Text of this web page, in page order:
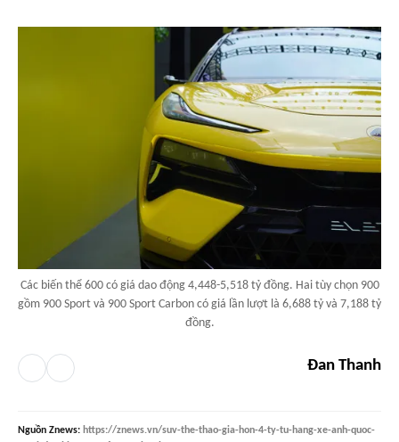
Các biến thể 600 có giá dao động 4,448-5,518 tỷ đồng. Hai tùy chọn 900
gồm 900 Sport và 900 Sport Carbon có giá lần lượt là 6,688 tỷ và 7,188 tỷ
đồng.
Đan Thanh
Nguồn Znews: https://znews.vn/suv-the-thao-gia-hon-4-ty-tu-hang-xe-anh-quoc-